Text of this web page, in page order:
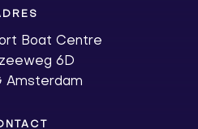
Boat Centre
6D
Amsterdam